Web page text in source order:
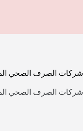
شركات الصرف الصحي
شركات الصرف الصحي